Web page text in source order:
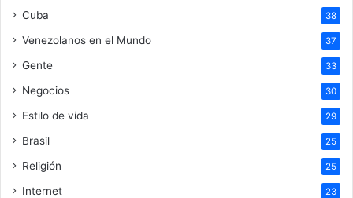
Cuba 38
Venezolanos en el Mundo 37
Gente 33
Negocios 30
Estilo de vida 29
Brasil 25
Religión 25
Internet 23